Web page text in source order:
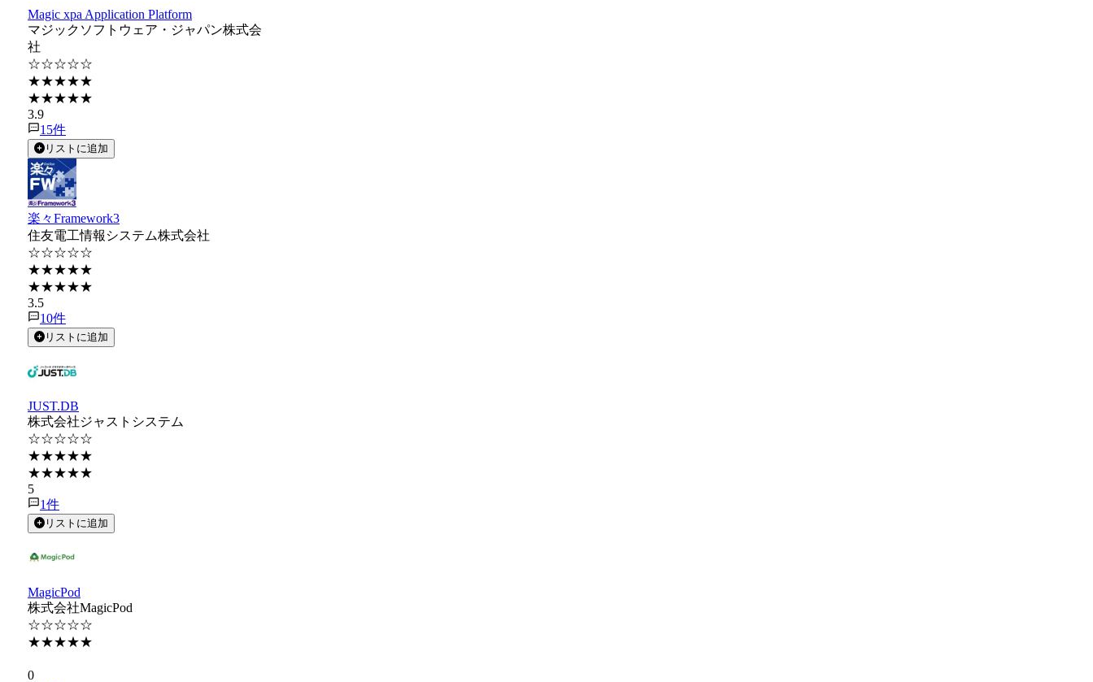
Magic xpa Application Platform
マジックソフトウェア・ジャパン株式会
社
☆☆☆☆☆
★★★★★
★★★★★
3.9
15件
リストに追加
楽々Framework3
住友電工情報システム株式会社
☆☆☆☆☆
★★★★★
★★★★★
3.5
10件
リストに追加
JUST.DB
株式会社ジャストシステム
☆☆☆☆☆
★★★★★
★★★★★
5
1件
リストに追加
MagicPod
株式会社MagicPod
☆☆☆☆☆
★★★★★
0